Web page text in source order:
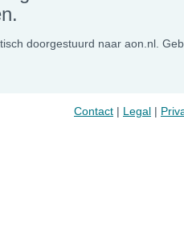
doorgestuurd naar aon.nl.
Contact | Legal |